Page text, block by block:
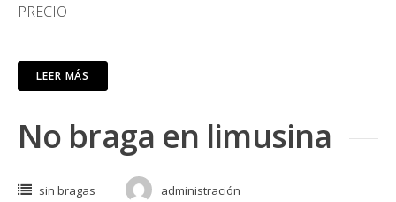
PRECIO
LEER MÁS
No braga en limusina
sin bragas
administración